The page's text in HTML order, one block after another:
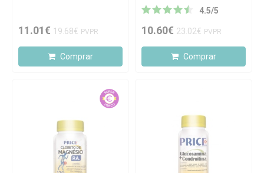
11.01€ 19.68€ PVPR
Comprar
4.5/5
10.60€ 23.02€ PVPR
Comprar